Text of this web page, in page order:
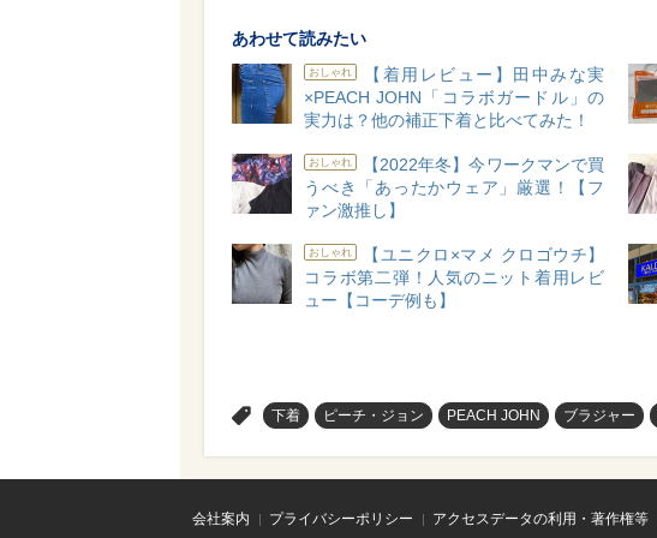
あわせて読みたい
おしゃれ
【着用レビュー】田中みな実
×PEACH JOHN「コラボガードル」の
実力は？他の補正下着と比べてみた！
おしゃれ
【2022年冬】今ワークマンで買
うべき「あったかウェア」厳選！【フ
ァン激推し】
おしゃれ
【ユニクロ×マメ クロゴウチ】
コラボ第二弾！人気のニット着用レビ
ュー【コーデ例も】
下着 ピーチ・ジョン PEACH JOHN ブラジャー
会社案内 プライバシーポリシー アクセスデータの利用・著作権等